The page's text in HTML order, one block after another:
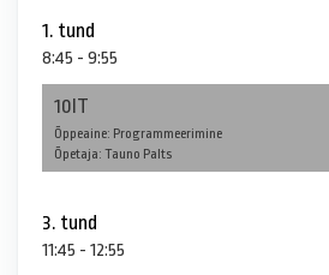
1. tund
8:45 - 9:55
10IT
Õppeaine: Programmeerimine
Õpetaja: Tauno Palts
3. tund
11:45 - 12:55